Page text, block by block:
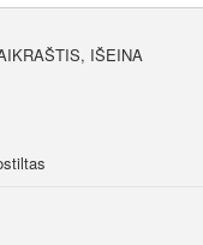
IŠEINA